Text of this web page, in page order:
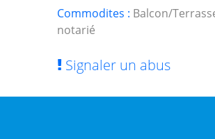
Commodites : Balcon/
notarié
Signaler un abus